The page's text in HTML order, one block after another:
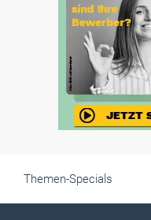
Themen-Specials